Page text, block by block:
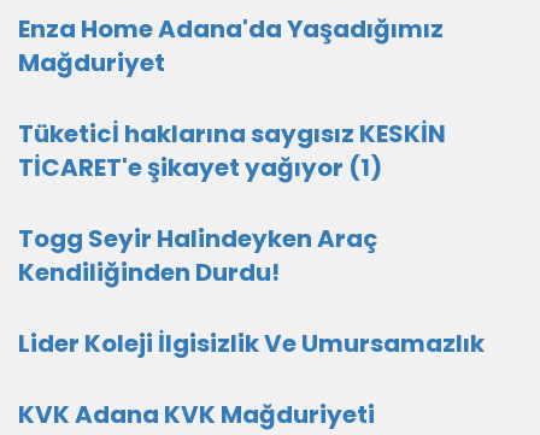
Enza Home Adana'da Yaşadığımız
Mağduriyet
Tüketicİ haklarına saygısız KESKİN
TİCARET'e şikayet yağıyor (1)
Togg Seyir Halindeyken Araç
Kendiliğinden Durdu!
Lider Koleji İlgisizlik Ve Umursamazlık
KVK Adana KVK Mağduriyeti